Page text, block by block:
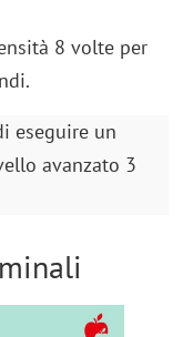
8 volte per
eseguire un
avanzato 3